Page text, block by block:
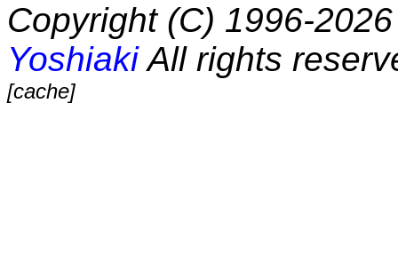
Copyright (C) 1996-
YoshiakiAll rights
[cache]